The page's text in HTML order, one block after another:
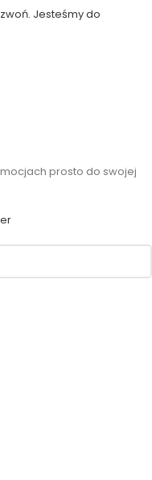
Jesteśmy do
prosto do swojej